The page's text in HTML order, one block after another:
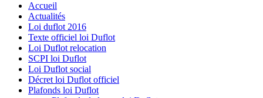
Accueil
Actualités
Loi duflot 2016
Texte officiel loi Duflot
Loi Duflot relocation
SCPI loi Duflot
Loi Duflot social
Décret loi Duflot officiel
Plafonds loi Duflot